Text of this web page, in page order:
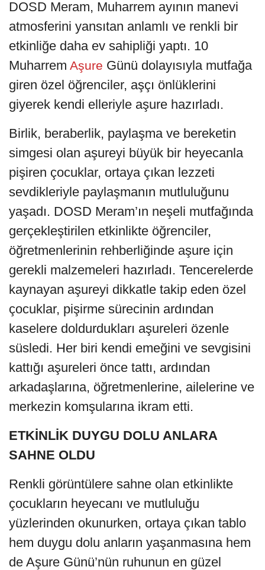
DOSD Meram, Muharrem ayının manevi
atmosferini yansıtan anlamlı ve renkli bir
etkinliğe daha ev sahipliği yaptı. 10
Muharrem Aşure Günü dolayısıyla mutfağa
giren özel öğrenciler, aşçı önlüklerini
giyerek kendi elleriyle aşure hazırladı.
Birlik, beraberlik, paylaşma ve bereketin
simgesi olan aşureyi büyük bir heyecanla
pişiren çocuklar, ortaya çıkan lezzeti
sevdikleriyle paylaşmanın mutluluğunu
yaşadı. DOSD Meram’ın neşeli mutfağında
gerçekleştirilen etkinlikte öğrenciler,
öğretmenlerinin rehberliğinde aşure için
gerekli malzemeleri hazırladı. Tencerelerde
kaynayan aşureyi dikkatle takip eden özel
çocuklar, pişirme sürecinin ardından
kaselere doldurdukları aşureleri özenle
süsledi. Her biri kendi emeğini ve sevgisini
kattığı aşureleri önce tattı, ardından
arkadaşlarına, öğretmenlerine, ailelerine ve
merkezin komşularına ikram etti.
ETKİNLİK DUYGU DOLU ANLARA
SAHNE OLDU
Renkli görüntülere sahne olan etkinlikte
çocukların heyecanı ve mutluluğu
yüzlerinden okunurken, ortaya çıkan tablo
hem duygu dolu anların yaşanmasına hem
de Aşure Günü’nün ruhunun en güzel